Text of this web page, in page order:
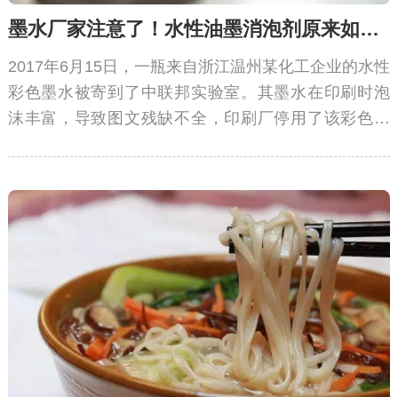
墨水厂家注意了！水性油墨消泡剂原来如此重要
2017年6月15日，一瓶来自浙江温州某化工企业的水性
彩色墨水被寄到了中联邦实验室。其墨水在印刷时泡
沫丰富，导致图文残缺不全，印刷厂停用了该彩色墨